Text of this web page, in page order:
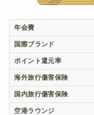
年会費
国際ブランド
ポイント還元率
海外旅行傷害保険
国内旅行傷害保険
空港ラウンジ